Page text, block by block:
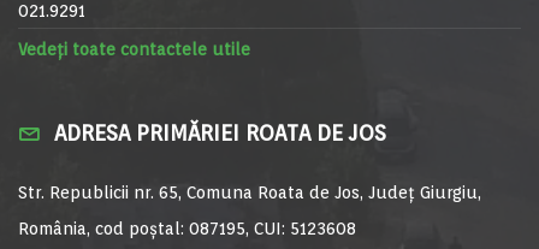
021.9291
Vedeți toate contactele utile
ADRESA PRIMĂRIEI ROATA DE JOS
Str. Republicii nr. 65, Comuna Roata de Jos, Județ Giurgiu,
România, cod poștal: 087195, CUI: 5123608